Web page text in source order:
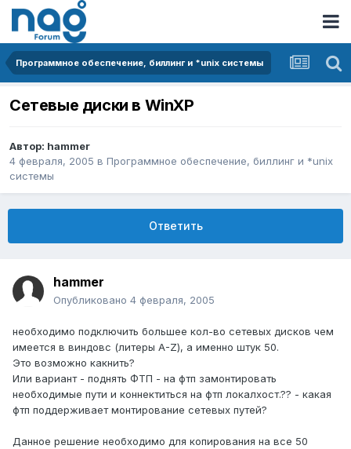
Программное обеспечение, биллинг и *unix системы
Сетевые диски в WinXP
Автор: hammer
4 февраля, 2005 в Программное обеспечение, биллинг и *unix
системы
Ответить
hammer
Опубликовано 4 февраля, 2005
необходимо подключить большее кол-во сетевых дисков чем
имеется в виндовс (литеры A-Z), а именно штук 50.
Это возможно какнить?
Или вариант - поднять ФТП - на фтп замонтировать
необходимые пути и коннектиться на фтп локалхост.?? - какая
фтп поддерживает монтирование сетевых путей?
Данное решение необходимо для копирования на все 50